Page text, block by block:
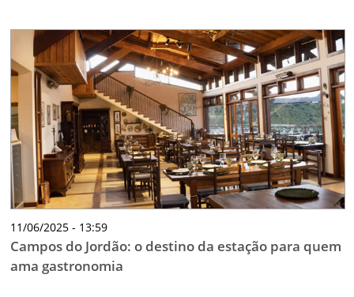
11/06/2025 - 13:59
Campos do Jordão: o destino da estação para quem
ama gastronomia